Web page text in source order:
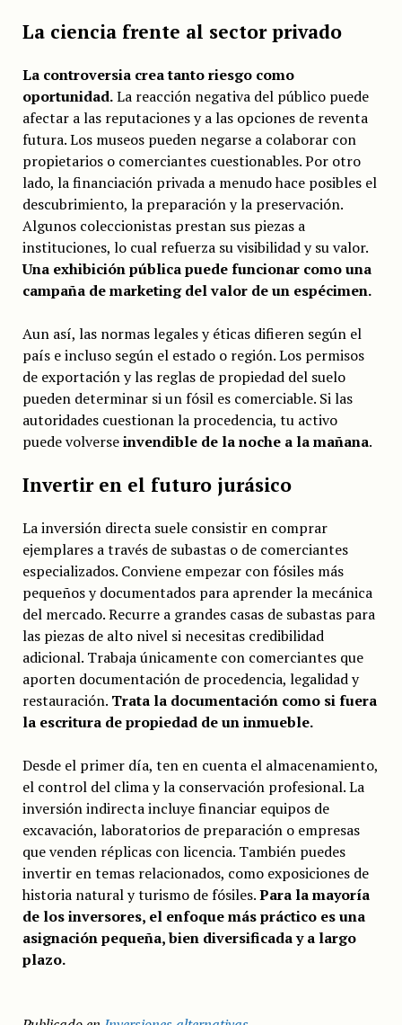
La ciencia frente al sector privado
La controversia crea tanto riesgo como
oportunidad.La reacción negativa del público puede
afectar a las reputaciones y a las opciones de reventa
futura. Los museos pueden negarse a colaborar con
propietarios o comerciantes cuestionables. Por otro
lado, la financiación privada a menudo hace posibles el
descubrimiento, la preparación y la preservación.
Algunos coleccionistas prestan sus piezas a
instituciones, lo cual refuerza su visibilidad y su valor.
Una exhibición pública puede funcionar como una
campaña de marketing del valor de un espécimen.
Aun así, las normas legales y éticas difieren según el
país e incluso según el estado o región. Los permisos
de exportación y las reglas de propiedad del suelo
pueden determinar si un fósil es comerciable. Si las
autoridades cuestionan la procedencia, tu activo
puede volverseinvendible de la noche a la mañana.
Invertir en el futuro jurásico
La inversión directa suele consistir en comprar
ejemplares a través de subastas o de comerciantes
especializados. Conviene empezar con fósiles más
pequeños y documentados para aprender la mecánica
del mercado. Recurre a grandes casas de subastas para
las piezas de alto nivel si necesitas credibilidad
adicional. Trabaja únicamente con comerciantes que
aporten documentación de procedencia, legalidad y
restauración. Trata la documentación como si fuera
la escritura de propiedad de un inmueble.
Desde el primer día, ten en cuenta el almacenamiento,
el control del clima y la conservación profesional. La
inversión indirecta incluye financiar equipos de
excavación, laboratorios de preparación o empresas
que venden réplicas con licencia. También puedes
invertir en temas relacionados, como exposiciones de
historia natural y turismo de fósiles.Para la mayoría
de los inversores, el enfoque más práctico es una
asignación pequeña, bien diversificada y a largo
plazo.